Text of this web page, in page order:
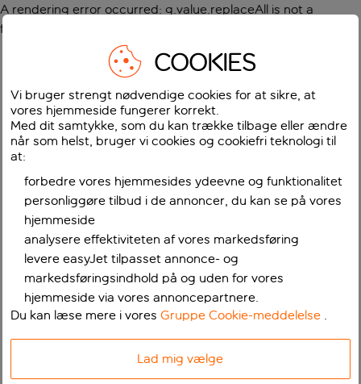
A rendering error occurred: g.value.replaceAll is not a
function
COOKIES
Vi bruger strengt nødvendige cookies for at sikre, at
vores hjemmeside fungerer korrekt.
Med dit samtykke, som du kan trække tilbage eller ændre
når som helst, bruger vi cookies og cookiefri teknologi til
at:
forbedre vores hjemmesides ydeevne og funktionalitet
personliggøre tilbud i de annoncer, du kan se på vores
hjemmeside
analysere effektiviteten af vores markedsføring
levere easyJet tilpasset annonce- og
markedsføringsindhold på og uden for vores
hjemmeside via vores annoncepartnere.
Du kan læse mere i voresGruppe Cookie-meddelelse .
Lad mig vælge